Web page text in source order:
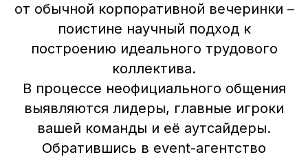
от обычной корпоративной вечеринки –
поистине научный подход к
построению идеального трудового
коллектива.
В процессе неофициального общения
выявляются лидеры, главные игроки
вашей команды и её аутсайдеры.
Обратившись в event-агентство